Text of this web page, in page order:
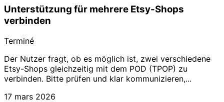
Unterstützung für mehrere Etsy-Shops
verbinden
Terminé
Der Nutzer fragt, ob es möglich ist, zwei verschiedene
Etsy-Shops gleichzeitig mit dem POD (TPOP) zu
verbinden. Bitte prüfen und klar kommunizieren,...
17 mars 2026